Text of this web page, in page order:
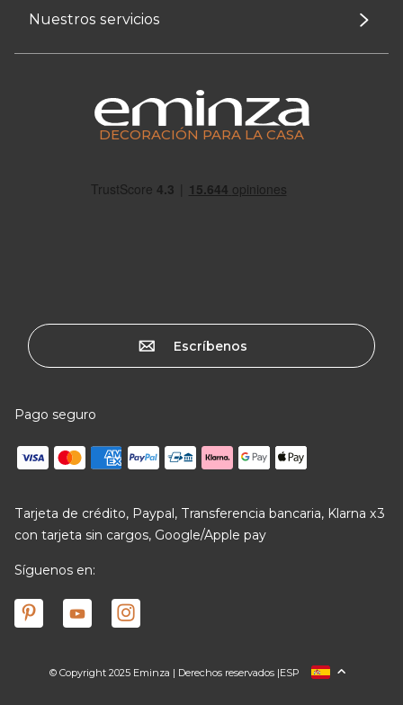
Nuestros servicios
DECORACIÓN PARA LA CASA
Escríbenos
Pago seguro
Tarjeta de crédito, Paypal, Transferencia bancaria, Klarna x3
con tarjeta sin cargos, Google/Apple pay
Síguenos en:
© Copyright 2025 Eminza | Derechos reservados |
FRANCIAESP